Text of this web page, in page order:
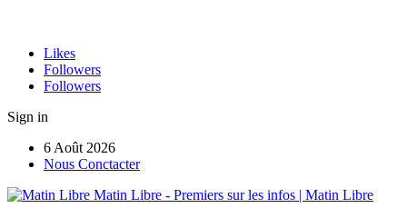
Likes
Followers
Followers
Sign in
6 Août 2026
Nous Conctacter
Matin Libre - Premiers sur les infos | Matin Libre